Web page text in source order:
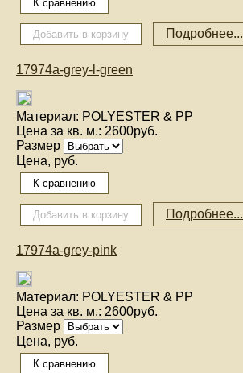
Подробнее...
17974a-grey-l-green
Материал: POLYESTER & PP
Цена за кв. м.: 2600руб.
Размер
Цена, руб.
Подробнее...
17974a-grey-pink
Материал: POLYESTER & PP
Цена за кв. м.: 2600руб.
Размер
Цена, руб.